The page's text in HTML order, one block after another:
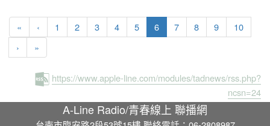
« ‹ 1 2 3 4 5 6(current)
7 8 9
10
›
»
https://www.apple-line.com/modules/tadnews/rss.php?
ncsn=24
A-Line Radio/青春線上 聯播網